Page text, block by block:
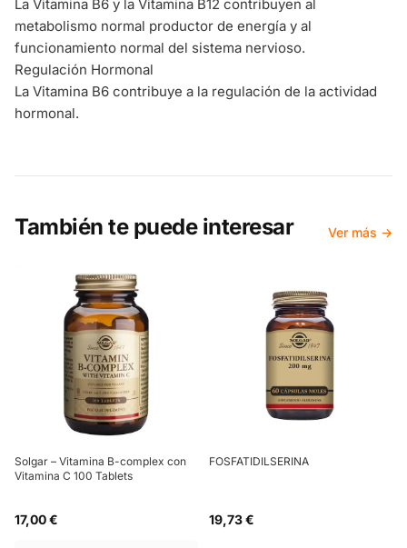
La Vitamina B6 y la Vitamina B12 contribuyen al
metabolismo normal productor de energía y al
funcionamiento normal del sistema nervioso.
Regulación Hormonal
La Vitamina B6 contribuye a la regulación de la actividad
hormonal.
También te puede interesar Ver más →
Solgar – Vitamina B-complex con
Vitamina C 100 Tablets
17,00 €
FOSFATIDILSERINA
19,73 €